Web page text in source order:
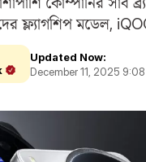
ফ্ল্যাগশিপ মডেল,
এবার কোম্পানিটি আরও
চলেছে বলে…
Updated Now:
December 11, 2025